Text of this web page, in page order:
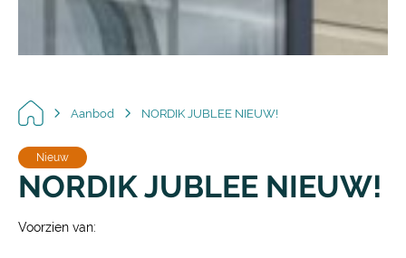
Aanbod NORDIK JUBLEE NIEUW!
Nieuw
NORDIK JUBLEE NIEUW!
Voorzien van: